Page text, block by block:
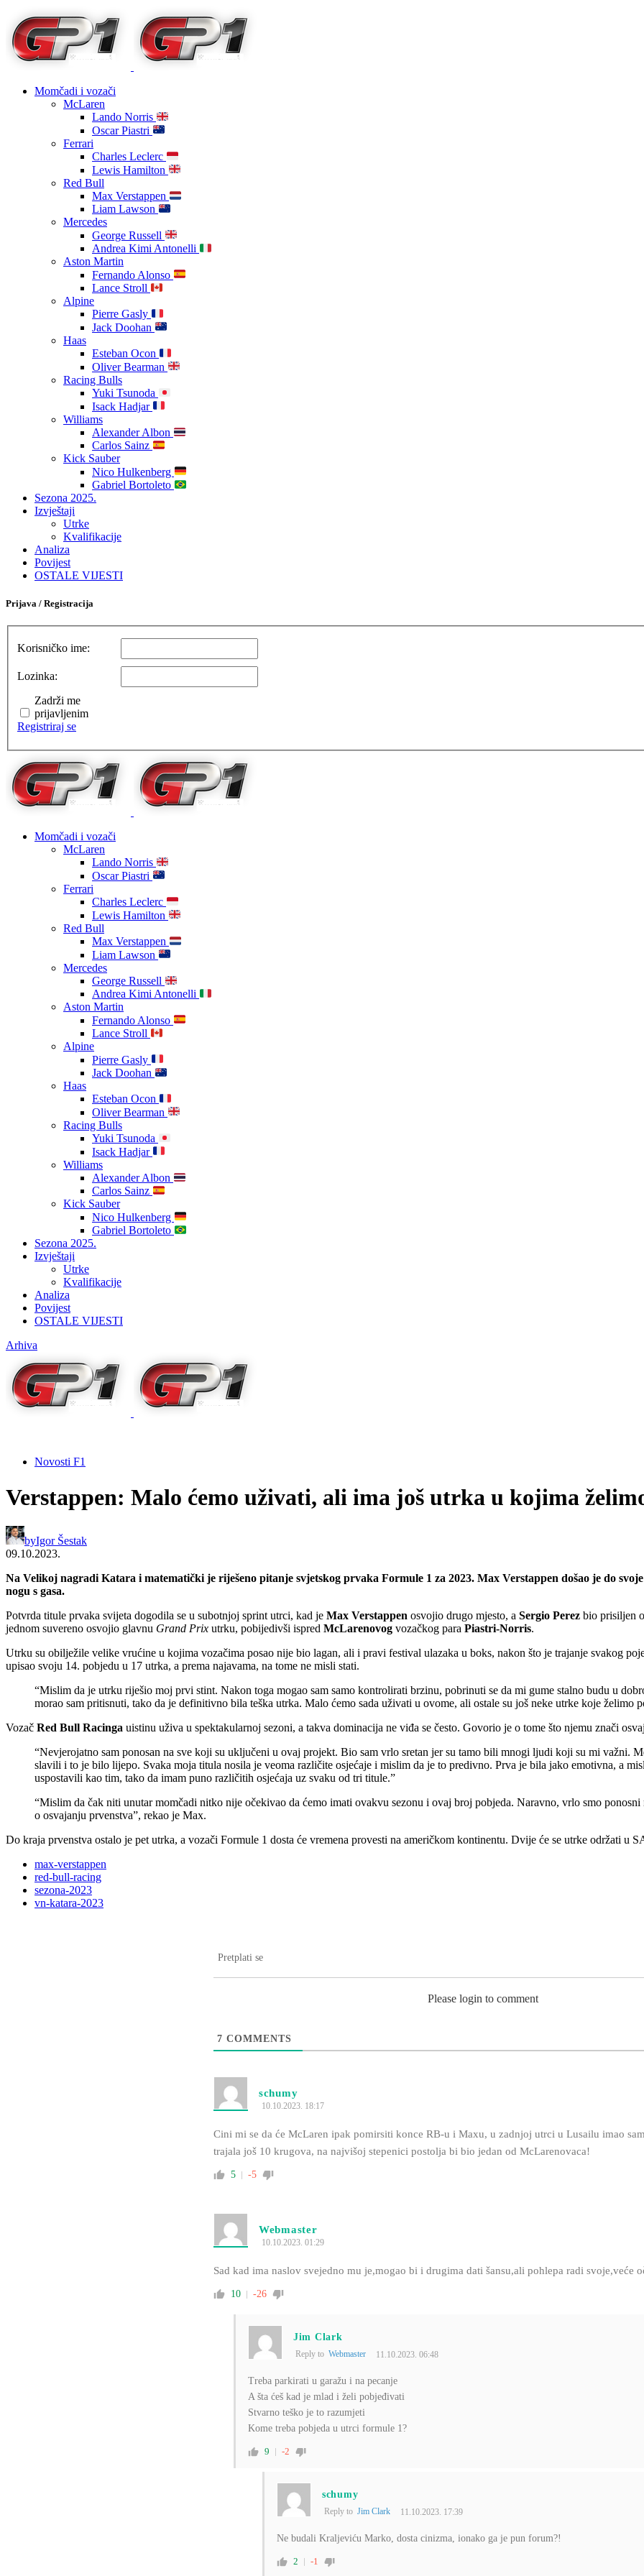
Momčadi i vozači
McLaren
Lando Norris
Oscar Piastri
Ferrari
Charles Leclerc
Lewis Hamilton
Red Bull
Max Verstappen
Liam Lawson
Mercedes
George Russell
Andrea Kimi Antonelli
Aston Martin
Fernando Alonso
Lance Stroll
Alpine
Pierre Gasly
Jack Doohan
Haas
Esteban Ocon
Oliver Bearman
Racing Bulls
Yuki Tsunoda
Isack Hadjar
Williams
Alexander Albon
Carlos Sainz
Kick Sauber
Nico Hulkenberg
Gabriel Bortoleto
Sezona 2025.
Izvještaji
Utrke
Kvalifikacije
Analiza
Povijest
OSTALE VIJESTI
Prijava / Registracija
Korisničko ime:
Lozinka:
Zadrži me
prijavljenim
Registriraj se
Momčadi i vozači
McLaren
Lando Norris
Oscar Piastri
Ferrari
Charles Leclerc
Lewis Hamilton
Red Bull
Max Verstappen
Liam Lawson
Mercedes
George Russell
Andrea Kimi Antonelli
Aston Martin
Fernando Alonso
Lance Stroll
Alpine
Pierre Gasly
Jack Doohan
Haas
Esteban Ocon
Oliver Bearman
Racing Bulls
Yuki Tsunoda
Isack Hadjar
Williams
Alexander Albon
Carlos Sainz
Kick Sauber
Nico Hulkenberg
Gabriel Bortoleto
Sezona 2025.
Izvještaji
Utrke
Kvalifikacije
Analiza
Povijest
OSTALE VIJESTI
Arhiva
Novosti F1
Verstappen: Malo ćemo uživati, ali ima još utrka u kojima
byIgor Šestak
09.10.2023.
Na Velikoj nagradi Katara i matematički je riješeno pitanje svjetskog prvaka Formule 1 za 2023. Max Verstappen došao je do
nogu s gasa.
Potvrda titule prvaka svijeta dogodila se u subotnjoj sprint utrci, kad je Max Verstappen osvojio drugo mjesto, a Sergio Perez bio prisiljen
jednom suvereno osvojio glavnu Grand Prix utrku, pobijedivši ispred McLarenovog vozačkog para Piastri-Norris.
Utrku su obilježile velike vrućine u kojima vozačima posao nije bio lagan, ali i pravi festival ulazaka u boks, nakon što je trajanje svakog
upisao svoju 14. pobjedu u 17 utrka, a prema najavama, na tome ne misli stati.
“Mislim da je utrku riješio moj prvi stint. Nakon toga mogao sam samo kontrolirati brzinu, pobrinuti se da mi gume stalno budu u
morao sam pritisnuti, tako da je definitivno bila teška utrka. Malo ćemo sada uživati u ovome, ali ostale su još neke utrke koje želimo
Vozač Red Bull Racinga uistinu uživa u spektakularnoj sezoni, a takva dominacija ne viđa se često. Govorio je o tome što njemu znači
“Nevjerojatno sam ponosan na sve koji su uključeni u ovaj projekt. Bio sam vrlo sretan jer su tamo bili mnogi ljudi koji su mi važni.
slavili i to je bilo lijepo. Svaka moja titula nosila je veoma različite osjećaje i mislim da je to predivno. Prva je bila jako emotivna, a
uspostavili kao tim, tako da imam puno različitih osjećaja uz svaku od tri titule.”
“Mislim da čak niti unutar momčadi nitko nije očekivao da ćemo imati ovakvu sezonu i ovaj broj pobjeda. Naravno, vrlo smo
o osvajanju prvenstva”, rekao je Max.
Do kraja prvenstva ostalo je pet utrka, a vozači Formule 1 dosta će vremena provesti na američkom kontinentu. Dvije će se utrke održati
max-verstappen
red-bull-racing
sezona-2023
vn-katara-2023
Pretplati se
Please login to comment
7 COMMENTS
schumy
10.10.2023. 18:17
Cini mi se da će McLaren ipak pomirsiti konce RB-u i Maxu, u zadnjoj utrci u Lusailu imao
trajala još 10 krugova, na najvišoj stepenici postolja bi bio jedan od McLarenovaca!
5 -5
Webmaster
10.10.2023. 01:29
Sad kad ima naslov svejedno mu je,mogao bi i drugima dati šansu,ali pohlepa radi svoje,veće
10 -26
Jim Clark
Reply to Webmaster 11.10.2023. 06:48
Treba parkirati u garažu i na pecanje
A šta ćeš kad je mlad i želi pobjeđivati
Stvarno teško je to razumjeti
Kome treba pobjeda u utrci formule 1?
9 -2
schumy
Reply to Jim Clark 11.10.2023. 17:39
Ne budali Kraljeviću Marko, dosta cinizma, ionako ga je pun forum?!
2 -1